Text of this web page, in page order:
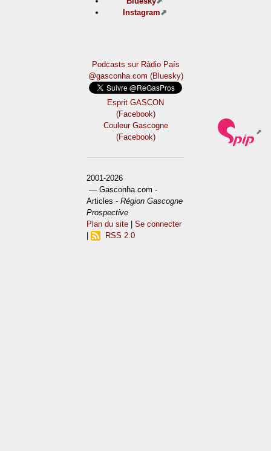
Instagram
Podcasts sur Ràdio País
@gasconha.com (Bluesky)
Esprit GASCON
(Facebook)
Couleur Gascogne
(Facebook)
2001-2026
— Gasconha.com -
Articles -Région Gascogne
Prospective
Plan du site |Se connecter
RSS 2.0